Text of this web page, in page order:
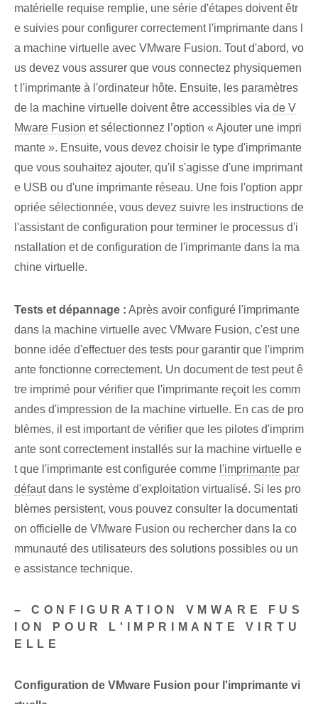
matérielle requise remplie, une série d'étapes doivent êtr
e suivies pour configurer correctement l'imprimante dans l
a machine virtuelle avec VMware Fusion. Tout d'abord, vo
us devez vous assurer que vous connectez physiquemen
t l'imprimante à l'ordinateur hôte. Ensuite, les paramètres
de la machine virtuelle doivent être accessibles via de V
Mware Fusion et sélectionnez l’option « Ajouter une impri
mante ». Ensuite, vous devez choisir le type d'imprimante
que vous souhaitez ajouter, qu'il s'agisse d'une imprimant
e USB ou d'une imprimante réseau. Une fois l'option appr
opriée sélectionnée, vous devez suivre les instructions de
l'assistant de configuration pour terminer le processus d'i
nstallation et de configuration de l'imprimante dans la ma
chine virtuelle.
Tests et dépannage : Après avoir configuré l'imprimante
dans la machine virtuelle avec VMware Fusion, c'est une
bonne idée d'effectuer des tests pour garantir que l'imprim
ante fonctionne correctement. Un document de test peut ê
tre imprimé pour vérifier que l'imprimante reçoit les comm
andes d'impression de la machine virtuelle. En cas de pro
blèmes, il est important de vérifier que les pilotes d'imprim
ante sont correctement installés sur la machine virtuelle e
t que l'imprimante est configurée comme l'imprimante par
défautdans le système d'exploitation virtualisé. Si les pro
blèmes persistent, vous pouvez consulter la documentati
on officielle de VMware Fusion ou rechercher dans la co
mmunauté des utilisateurs des solutions possibles ou un
e assistance technique.
– CONFIGURATION VMWARE FUS
ION POUR L'IMPRIMANTE VIRTU
ELLE
Configuration de VMware Fusion pour l'imprimante vi